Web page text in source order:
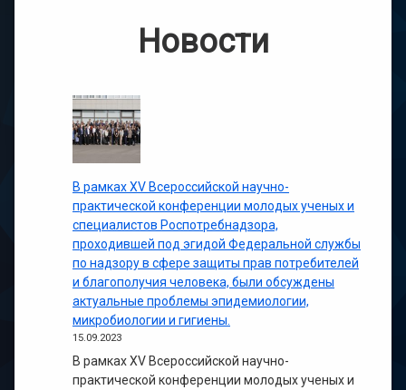
Новости
В рамках XV Всероссийской научно-
практической конференции молодых ученых и
специалистов Роспотребнадзора,
проходившей под эгидой Федеральной службы
по надзору в сфере защиты прав потребителей
и благополучия человека, были обсуждены
актуальные проблемы эпидемиологии,
микробиологии и гигиены.
15.09.2023
В рамках XV Всероссийской научно-
практической конференции молодых ученых и